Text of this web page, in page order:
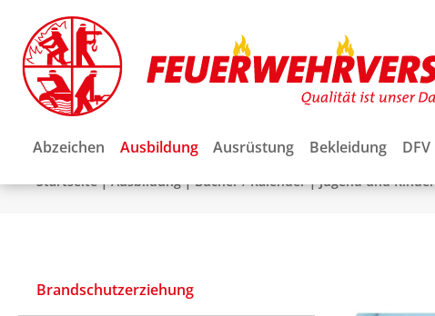
Abzeichen Ausbildung Ausrüstung Bekleidung DFV
Startseite|Ausbildung|Bücher / Kalender|Jugend und
Brandschutzerziehung